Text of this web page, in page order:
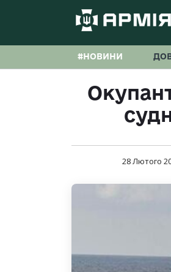
#НОВИНИ
28 Лютого